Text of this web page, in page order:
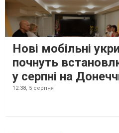
Нові мобільні
почнуть
у серпні на
12:38, 5 серпня